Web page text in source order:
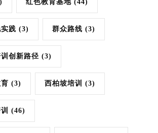
红色教育基地 (44)
践 (3) 群众路线 (3)
创新路径 (3)
(3) 西柏坡培训 (3)
(46)